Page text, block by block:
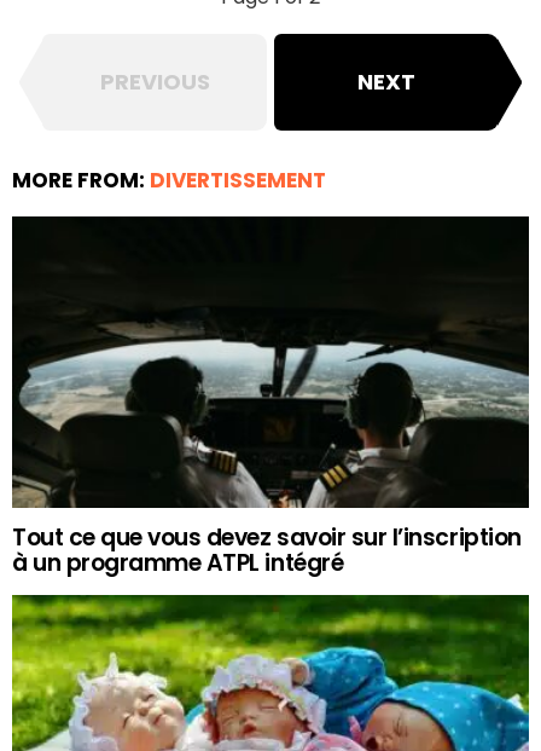
PREVIOUS NEXT
MORE FROM: DIVERTISSEMENT
Tout ce que vous devez savoir sur l’inscription
à un programme ATPL intégré